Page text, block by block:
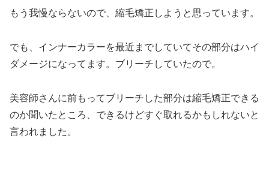
もう我慢ならないので、縮毛矯正しようと思っています。
でも、インナーカラーを最近までしていてその部分はハイ
ダメージになってます。ブリーチしていたので。
美容師さんに前もってブリーチした部分は縮毛矯正できる
のか聞いたところ、できるけどすぐ取れるかもしれないと
言われました。